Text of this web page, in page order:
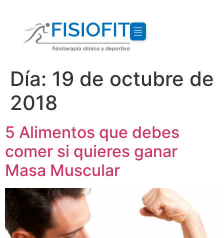
Día: 19 de octubre de
2018
5 Alimentos que debes
comer si quieres ganar
Masa Muscular